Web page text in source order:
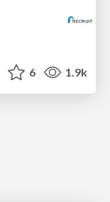
6 1.9k